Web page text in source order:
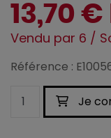
13,70
Vendu par 6 /
Référence :
Je